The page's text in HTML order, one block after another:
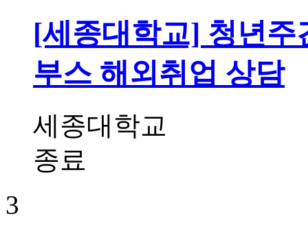
[세종대학교] 청년주
부스 해외취업 상담
세종대학교
종료
3